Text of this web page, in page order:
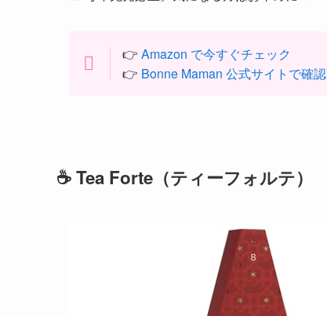
👉 Amazon で今すぐチェック
👉 Bonne Maman 公式サイトで確認
☕ Tea Forte（ティーフォルテ）